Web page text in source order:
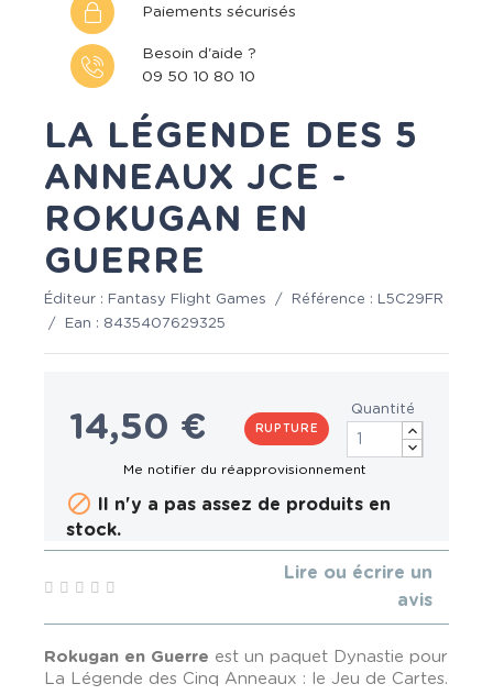
Paiements sécurisés
Besoin d'aide ?
09 50 10 80 10
LA LÉGENDE DES 5
ANNEAUX JCE -
ROKUGAN EN
GUERRE
Éditeur : Fantasy Flight Games / Référence : L5C29FR
/
Ean : 8435407629325
14,50 € RUPTURE
Quantité
 Il n'y a pas assez de produits en
stock.
Lire ou écrire un
avis
Rokugan en Guerre est un paquet Dynastie pour
La Légende des Cinq Anneaux : le Jeu de Cartes.